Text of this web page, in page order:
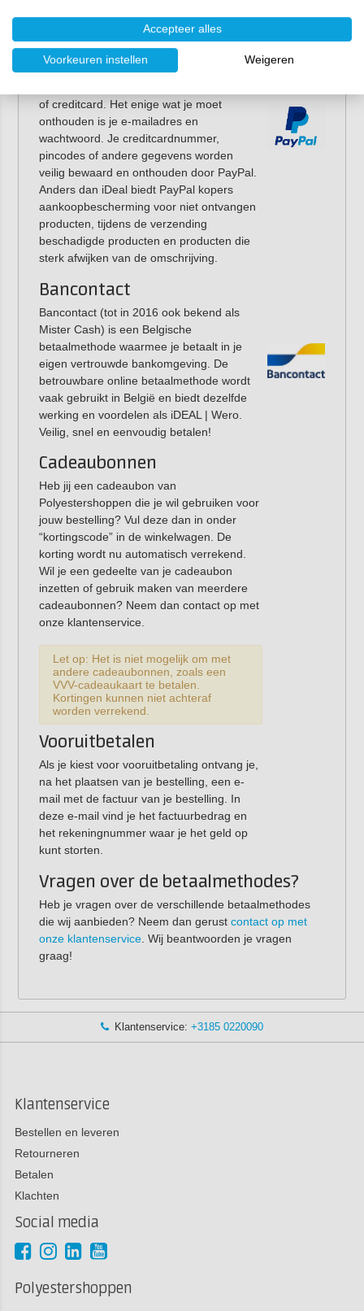
Met PayPal betaal je snel, veilig en
gemakkelijk via je bankrekening, creditcard
of PayPal-rekening. Het enige wat je nodig
hebt, is een (gratis) PayPal account. Je
of creditcard. Het enige wat je moet
onthouden is je e-mailadres en
wachtwoord. Je creditcardnummer,
pincodes of andere gegevens worden
veilig bewaard en onthouden door PayPal.
Anders dan iDeal biedt PayPal kopers
aankoopbescherming voor niet ontvangen
producten, tijdens de verzending
beschadigde producten en producten die
sterk afwijken van de omschrijving.
Bancontact
Bancontact (tot in 2016 ook bekend als
Mister Cash) is een Belgische
betaalmethode waarmee je betaalt in je
eigen vertrouwde bankomgeving. De
betrouwbare online betaalmethode wordt
vaak gebruikt in België en biedt dezelfde
werking en voordelen als iDEAL | Wero.
Veilig, snel en eenvoudig betalen!
Cadeaubonnen
Heb jij een cadeaubon van
Polyestershoppen die je wil gebruiken voor
jouw bestelling? Vul deze dan in onder
“kortingscode” in de winkelwagen. De
korting wordt nu automatisch verrekend.
Wil je een gedeelte van je cadeaubon
inzetten of gebruik maken van meerdere
cadeaubonnen? Neem dan contact op met
onze klantenservice.
Let op: Het is niet mogelijk om met
andere cadeaubonnen, zoals een
VVV-cadeaukaart te betalen.
Kortingen kunnen niet achteraf
worden verrekend.
Vooruitbetalen
Als je kiest voor vooruitbetaling ontvang je,
na het plaatsen van je bestelling, een e-
mail met de factuur van je bestelling. In
deze e-mail vind je het factuurbedrag en
het rekeningnummer waar je het geld op
kunt storten.
Vragen over de betaalmethodes?
Heb je vragen over de verschillende betaalmethodes
die wij aanbieden? Neem dan gerust contact op met
onze klantenservice. Wij beantwoorden je vragen
graag!
Klantenservice: +3185 0220090
Klantenservice
Bestellen en leveren
Retourneren
Betalen
Klachten
Social media
Polyestershoppen
Accepteer alles
Voorkeuren instellen Weigeren